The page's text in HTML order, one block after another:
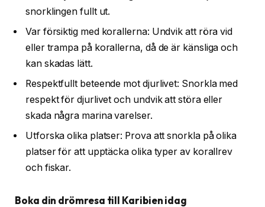
snorklingen fullt ut.
Var försiktig med korallerna: Undvik att röra vid
eller trampa på korallerna, då de är känsliga och
kan skadas lätt.
Respektfullt beteende mot djurlivet: Snorkla med
respekt för djurlivet och undvik att störa eller
skada några marina varelser.
Utforska olika platser: Prova att snorkla på olika
platser för att upptäcka olika typer av korallrev
och fiskar.
Boka din drömresa till Karibien idag